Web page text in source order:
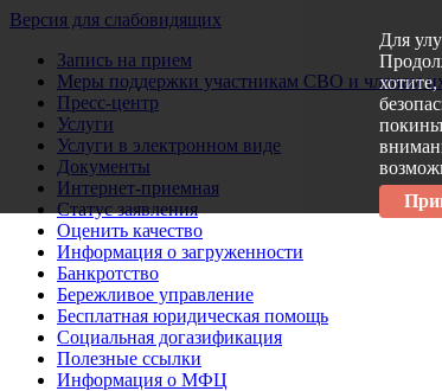
Версия для слабовидящих
Запись на прием
Меры поддержки участникам СВО и членам
Пресс-центр
Услуги
Услуги в электронном виде
Документы
Интернет-приемная
Статус заявления
Оценить качество
Информация о загруженности
Банкротство
Бережливое управление
Бесплатная юридическая помощь
Социальная догазификация
Полезные ссылки
Информация о МФЦ
Для